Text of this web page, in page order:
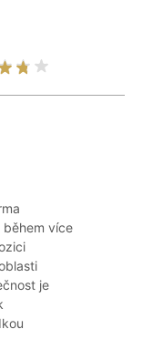
více
je